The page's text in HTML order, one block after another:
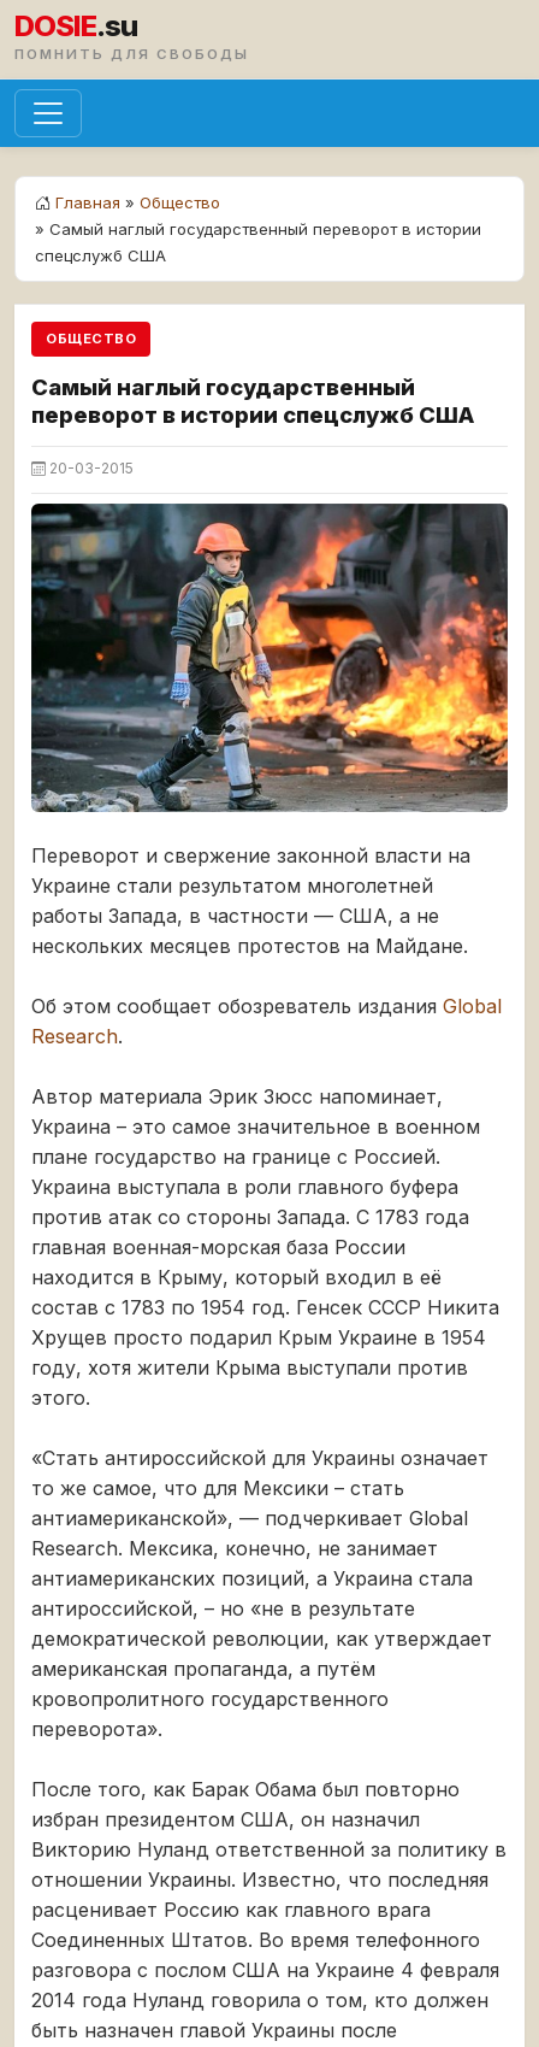
DOSIE.su
ПОМНИТЬ ДЛЯ СВОБОДЫ
Главная » Общество
» Самый наглый государственный переворот в истории
спецслужб США
ОБЩЕСТВО
Самый наглый государственный
переворот в истории спецслужб США
20-03-2015
Переворот и свержение законной власти на
Украине стали результатом многолетней
работы Запада, в частности — США, а не
нескольких месяцев протестов на Майдане.
Об этом сообщает обозреватель издания Global
Research.
Автор материала Эрик Зюсс напоминает,
Украина – это самое значительное в военном
плане государство на границе с Россией.
Украина выступала в роли главного буфера
против атак со стороны Запада. С 1783 года
главная военная-морская база России
находится в Крыму, который входил в её
состав с 1783 по 1954 год. Генсек СССР Никита
Хрущев просто подарил Крым Украине в 1954
году, хотя жители Крыма выступали против
этого.
«Стать антироссийской для Украины означает
то же самое, что для Мексики – стать
антиамериканской», — подчеркивает Global
Research. Мексика, конечно, не занимает
антиамериканских позиций, а Украина стала
антироссийской, – но «не в результате
демократической революции, как утверждает
американская пропаганда, а путём
кровопролитного государственного
переворота».
После того, как Барак Обама был повторно
избран президентом США, он назначил
Викторию Нуланд ответственной за политику в
отношении Украины. Известно, что последняя
расценивает Россию как главного врага
Соединенных Штатов. Во время телефонного
разговора с послом США на Украине 4 февраля
2014 года Нуланд говорила о том, кто должен
быть назначен главой Украины после